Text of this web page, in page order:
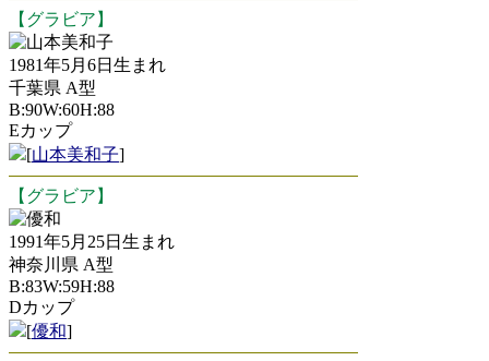
【グラビア】
山本美和子
1981年5月6日生まれ
千葉県 A型
B:90W:60H:88
Eカップ
[山本美和子]
【グラビア】
優和
1991年5月25日生まれ
神奈川県 A型
B:83W:59H:88
Dカップ
[優和]